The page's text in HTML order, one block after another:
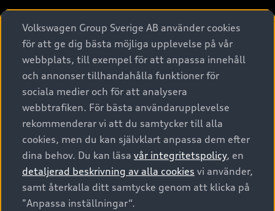
Elbilar
Laddhybrider
A6 modellerna
SUV
Avant
Sportback
Audi Sport
Privaterbjudanden
Privatleasing
Nya bilar i lager
Begagnade bilar i lager
Audi approved :plus - så gott som nya
Finansiering
Audi exclusive
Service & tillbehör
Originaltillbehör - köp online
Försäkring
Tjänstebil
Tjänstebil
Business lease online
Företagsleasing
Om Audi Sverige
Kontakta oss
Boka Service online
Volkswagen Group Sverige AB använder cookies
för att ge dig bästa möjliga upplevelse på vår
webbplats, till exempel för att anpassa innehåll
och annonser tillhandahålla funktioner för
sociala medier och för att analysera
webbtrafiken. För bästa användarupplevelse
rekommenderar vi att du samtycker till alla
cookies, men du kan självklart anpassa dem efter
dina behov. Du kan läsa vår integritetspolicy, en
detaljerad beskrivning av alla cookies vi använder,
samt återkalla ditt samtycke genom att klicka på
"Anpassa inställningar“.